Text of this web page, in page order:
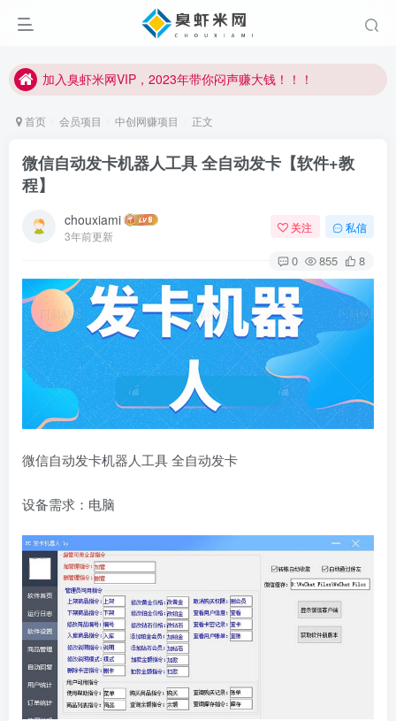
加入臭虾米网VIP，2023年带你闷声赚大钱！！！
加入臭虾米网VIP，2023年带你闷声赚大钱！！！
首页 会员项目 中创网赚项目 正文
微信自动发卡机器人工具 全自动发卡【软件+教
程】
chouxiami
3年前更新
关注 私信
0 855 8
微信自动发卡机器人工具 全自动发卡
设备需求：电脑